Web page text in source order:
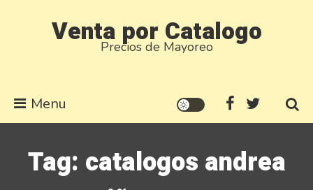
Venta por Catalogo
Precios de Mayoreo
Menu
Tag: catalogos andrea